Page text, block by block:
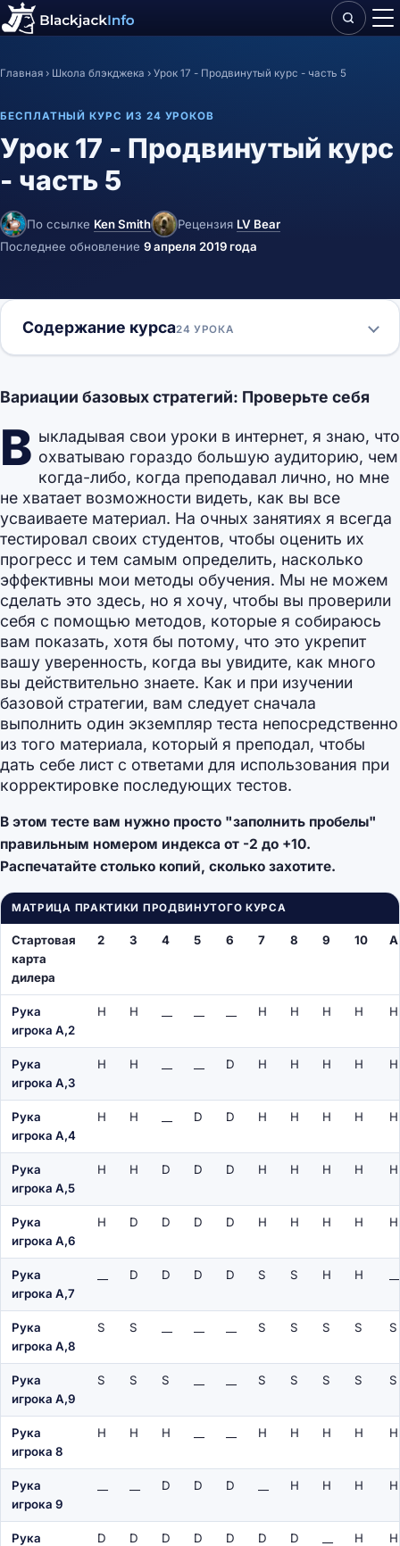
Главная › Школа блэкджека › Урок 17 - Продвинутый курс - часть 5
БЕСПЛАТНЫЙ КУРС ИЗ 24 УРОКОВ
Урок 17 - Продвинутый курс
- часть 5
По ссылке Ken Smith Рецензия LV Bear
Последнее обновление 9 апреля 2019 года
Содержание курса24 УРОКА
Вариации базовых стратегий: Проверьте себя
В ыкладывая свои уроки в интернет, я знаю, что
охватываю гораздо большую аудиторию, чем
когда-либо, когда преподавал лично, но мне
не хватает возможности видеть, как вы все
усваиваете материал. На очных занятиях я всегда
тестировал своих студентов, чтобы оценить их
прогресс и тем самым определить, насколько
эффективны мои методы обучения. Мы не можем
сделать это здесь, но я хочу, чтобы вы проверили
себя с помощью методов, которые я собираюсь
вам показать, хотя бы потому, что это укрепит
вашу уверенность, когда вы увидите, как много
вы действительно знаете. Как и при изучении
базовой стратегии, вам следует сначала
выполнить один экземпляр теста непосредственно
из того материала, который я преподал, чтобы
дать себе лист с ответами для использования при
корректировке последующих тестов.
В этом тесте вам нужно просто "заполнить пробелы"
правильным номером индекса от -2 до +10.
Распечатайте столько копий, сколько захотите.
МАТРИЦА ПРАКТИКИ ПРОДВИНУТОГО КУРСА
Стартовая
карта
дилера
2 3 4 5 6 7 8 9 10 A
Рука
игрока A,2
H H H H H H H
Рука
игрока A,3
H H D H H H H H
Рука
игрока A,4
H H D D H H H H H
Рука
игрока A,5
H H D D D H H H H H
Рука
игрока A,6
H D D D D H H H H H
Рука
игрока A,7
D D D D S S H H
Рука
игрока A,8
S S S S S S S
Рука
игрока A,9
S S S S S S S S
Рука
игрока 8
H H H H H H H H
Рука
игрока 9
D D D H H H H
Рука
D D D D D D D H H